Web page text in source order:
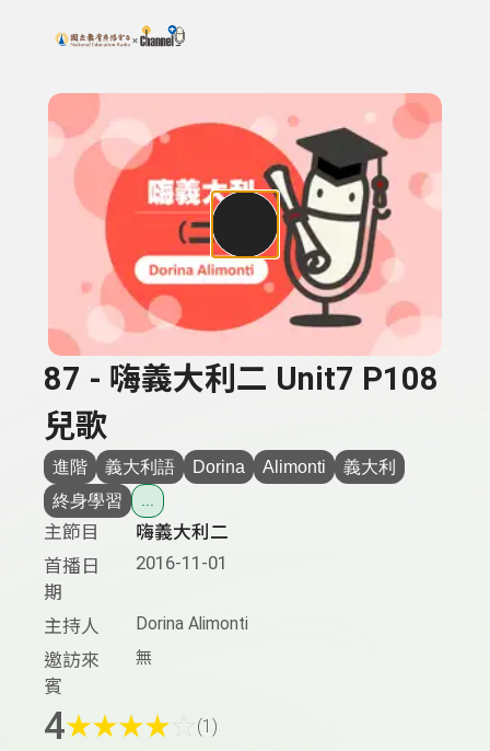
上方功能區塊
搜尋關鍵字：可輸入節目名稱、主持人或關鍵字
87 - 嗨義大利二 Unit7 P108
兒歌
進階 義大利語 Dorina Alimonti
義大利
終身學習
...
主節目
嗨義大利二
首播日
期
2016-11-01
主持人 Dorina Alimonti
邀訪來
賓
無
4★★★★ (1)